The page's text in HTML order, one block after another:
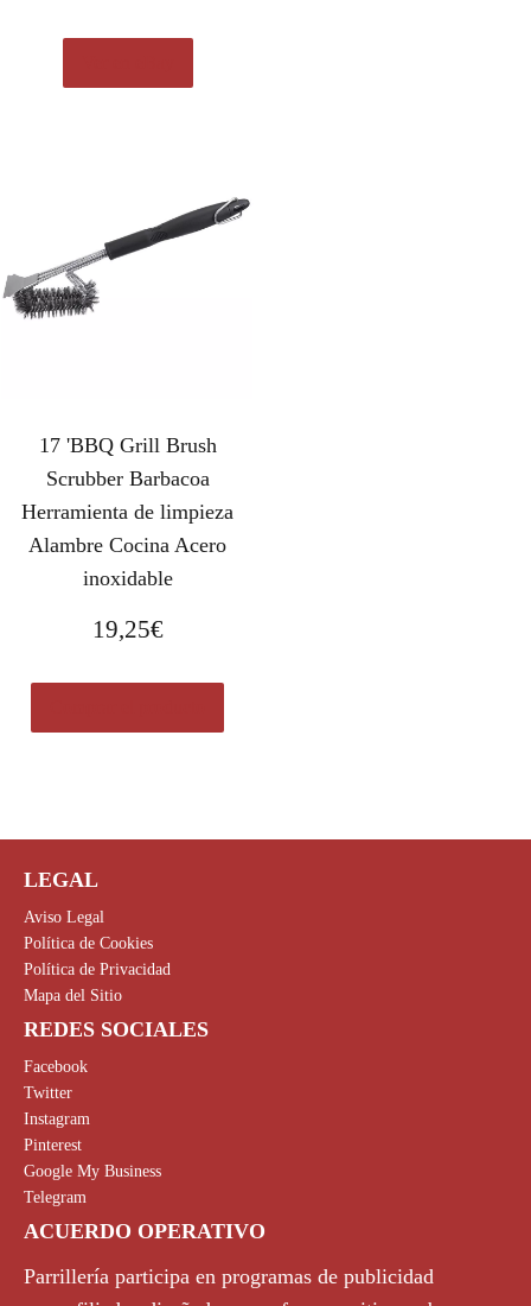
17 'BBQ Grill Brush
Scrubber Barbacoa
Herramienta de limpieza
Alambre Cocina Acero
inoxidable
19,25€
LEGAL
Aviso Legal
Política de Cookies
Política de Privacidad
Mapa del Sitio
REDES SOCIALES
Facebook
Twitter
Instagram
Pinterest
Google My Business
Telegram
ACUERDO OPERATIVO
Parrillería participa en programas de publicidad